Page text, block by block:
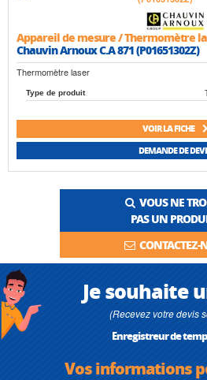
Appareil de mesure / Thermomètre
Chauvin Arnoux C.A 871 (P01651302Z)
Thermomètre laser
Type de produit
VOIR LA FICHE
DEMANDE DE
VOUS NE
PAS UN
CONTACTEZ-
Je souhaite
(Recevez votre devis
Enregistreur de
Vos informations